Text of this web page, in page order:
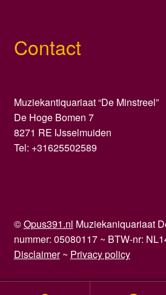
Contact
Muziekantiquariaat “De Minstreel”
De Hoge Bomen 7
8271 RE IJsselmuiden
Tel: +31625502589
©Opus391.nl Muziekaniquariaat
nummer: 05080117 ~ BTW-nr:
Disclaimer~ Privacy policy